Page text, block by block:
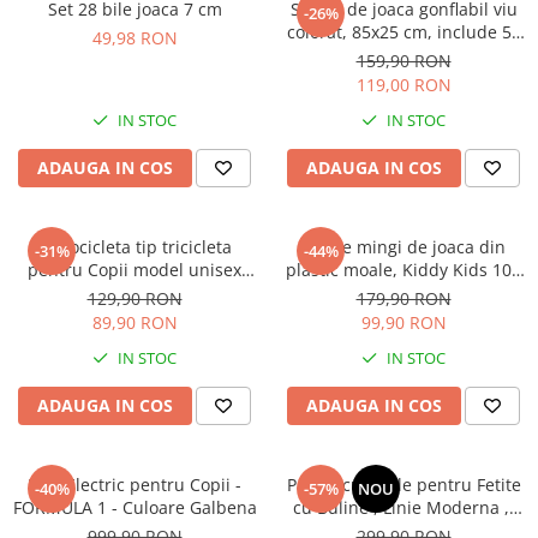
Instrumente muzicale de jucarie
Motociclete de jucarie
Puzzle
Roboti de jucarie
Set joaca doctor
Set joaca gradinarit
Set joaca supermarket
Utilaje constructie de jucarie
Hrana bebelusi
Set 28 bile joaca 7 cm
49,98 RON
IN STOC
ADAUGA IN COS
-26%
Spatiu de joaca gonflabil viu
colorat, 85x25 cm, include 50
de bilute colorate, multicolor
159,90 RON
119,00 RON
IN STOC
ADAUGA IN COS
-31%
Motocicleta tip tricicleta
pentru Copii model unisex
fara pedale cu 3 roti pentru
exterior- MADE IN ROMANIA -
CULOARE ROSU
129,90 RON
89,90 RON
IN STOC
ADAUGA IN COS
-44%
Set de mingi de joaca din
plastic moale, Kiddy Kids 100
de bucati, Diametru 7.cm,
pentru Spatii de Joaca ,
Multicolor
179,90 RON
99,90 RON
IN STOC
ADAUGA IN COS
-40%
Kart Electric pentru Copii -
FORMULA 1 - Culoare Galbena
-57% NOU
Patine cu Rotile pentru Fetite
cu Buline , Linie Moderna ,,
Star '' - Culoare Mov